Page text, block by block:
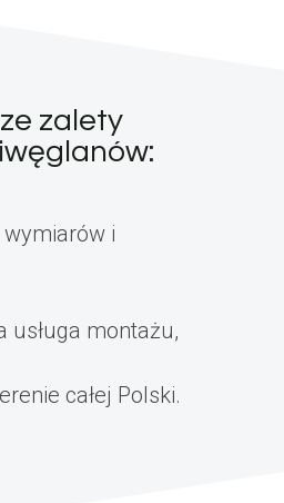
zalety
i
usługa montażu,
całej Polski.